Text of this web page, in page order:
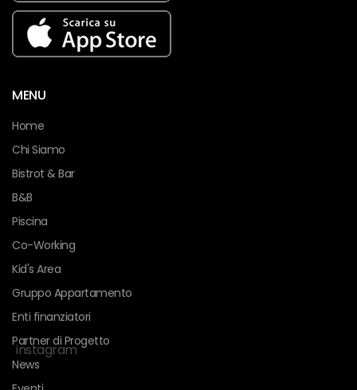
instagram
MENU
Home
Chi Siamo
Bistrot & Bar
B&B
Piscina
Co-Working
Kid's Area
Gruppo Appartamento
Enti finanziatori
Partner di Progetto
News